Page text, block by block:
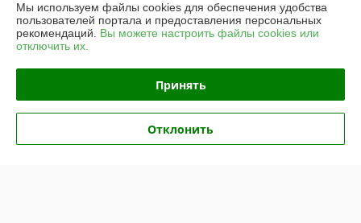
График работы
Полная версия сайта
Политика обработки cookies
Сайт создан на платформе Deal.by
Мы используем файлы cookies для обеспечения удобства
пользователей портала и предоставления персональных
рекомендаций. Вы можете настроить файлы cookies или
отключить их.
Принять
Отклонить